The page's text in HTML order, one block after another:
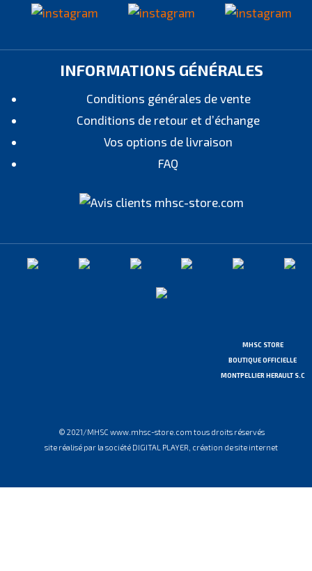
INFORMATIONS GÉNÉRALES
Conditions générales de vente
Conditions de retour et d’échange
Vos options de livraison
FAQ
MHSC STORE
BOUTIQUE OFFICIELLE
MONTPELLIER HERAULT S.C
© 2021/MHSC www.mhsc-store.com tous droits réservés
site réalisé par la société DIGITAL PLAYER, création de site internet